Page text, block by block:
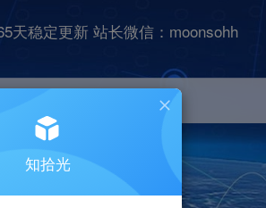
天稳定更新 站长微信：moonsohh
快手
知拾光